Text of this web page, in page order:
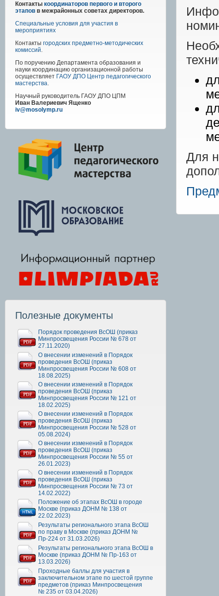
Контакты координаторов первого и второго
этапов в межрайонных советах директоров.
Специальные условия для участия в
мероприятиях
Контакты городских предметно-методических
комиссий.
По поручению Департамента образования и
науки координацию организационной работы
осуществляет ГАОУ ДПО Центр педагогического
мастерства.
Научный руководитель ГАОУ ДПО ЦПМ
Иван Валериевич Ященко
iv@mosolymp.ru
Полезные документы
Порядок проведения ВсОШ (приказ
Минпросвещения России № 678 от
27.11.2020)
О внесении изменений в Порядок
проведения ВсОШ (приказ
Минпросвещения России № 608 от
18.08.2025)
О внесении изменений в Порядок
проведения ВсОШ (приказ
Минпросвещения России № 121 от
18.02.2025)
О внесении изменений в Порядок
проведения ВсОШ (приказ
Минпросвещения России № 528 от
05.08.2024)
О внесении изменений в Порядок
проведения ВсОШ (приказ
Минпросвещения России № 55 от
26.01.2023)
О внесении изменений в Порядок
проведения ВсОШ (приказ
Минпросвещения России № 73 от
14.02.2022)
Положение об этапах ВсОШ в городе
Москве (приказ ДОНМ № 138 от
22.02.2023)
Результаты регионального этапа ВсОШ
по праву в Москве (приказ ДОНМ №
Пр-224 от 31.03.2026)
Результаты регионального этапа ВсОШ в
Москве (приказ ДОНМ № Пр-163 от
13.03.2026)
Проходные баллы для участия в
заключительном этапе по шестой группе
предметов (приказ Минпросвещения
№ 235 от 03.04.2026)
Для